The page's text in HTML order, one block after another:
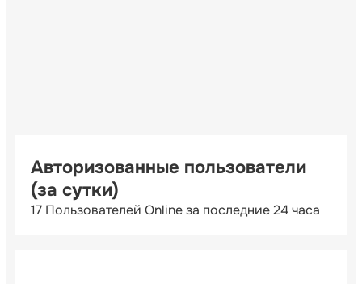
Авторизованные пользователи
(за сутки)
17 Пользователей Online за последние 24 часа